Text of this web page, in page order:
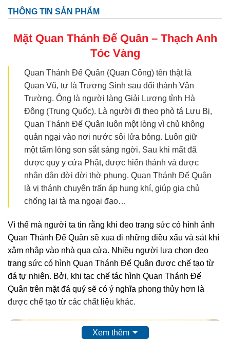
THÔNG TIN SẢN PHẨM
Mặt Quan Thánh Đế Quân – Thạch Anh
Tóc Vàng
Quan Thánh Đế Quân (Quan Công) tên thật là
Quan Vũ, tự là Trương Sinh sau đổi thành Vân
Trường. Ông là người làng Giải Lương tỉnh Hà
Đông (Trung Quốc). Là người đi theo phò tá Lưu Bị,
Quan Thánh Đế Quân luôn một lòng vì chủ không
quản ngại vào nơi nước sôi lửa bỏng. Luôn giữ
một tấm lòng son sắt sáng ngời. Sau khi mất đã
được quy y cửa Phật, được hiển thánh và được
nhân dân đời đời thờ phụng. Quan Thánh Đế Quân
là vị thánh chuyên trấn áp hung khí, giúp gia chủ
chống lại tà ma ngoại đạo…
Vì thế mà người ta tin rằng khi đeo trang sức có hình ảnh
Quan Thánh Đế Quân sẽ xua đi những điều xấu và sát khí
xâm nhập vào nhà qua cửa. Nhiều người lựa chọn đeo
trang sức có hình Quan Thánh Đế Quân được chế tạo từ
đá tự nhiên. Bởi, khi tạc chế tác hình Quan Thánh Đế
Quân trên mặt đá quý sẽ có ý nghĩa phong thủy hơn là
được chế tạo từ các chất liệu khác.
Xem thêm